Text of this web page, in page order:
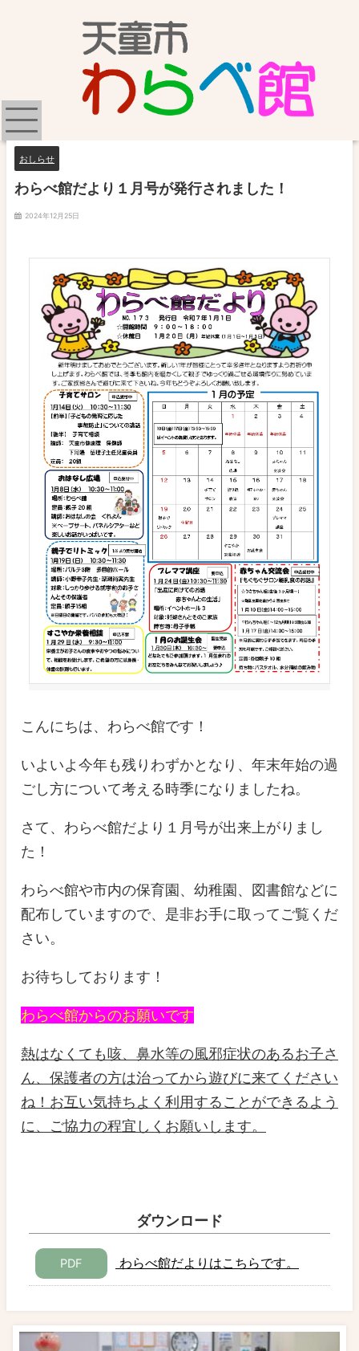
おしらせ
わらべ館だより１月号が発行されました！
2024年12月25日
こんにちは、わらべ館です！
いよいよ今年も残りわずかとなり、年末年始の過
ごし方について考える時季になりましたね。
さて、わらべ館だより１月号が出来上がりまし
た！
わらべ館や市内の保育園、幼稚園、図書館などに
配布していますので、是非お手に取ってご覧くだ
さい。
お待ちしております！
わらべ館からのお願いです
熱はなくても咳、鼻水等の風邪症状のあるお子さ
ん、保護者の方は治ってから遊びに来てください
ね！お互い気持ちよく利用することができるよう
に、ご協力の程宜しくお願いします。
ダウンロード
PDF わらべ館だよりはこちらです。